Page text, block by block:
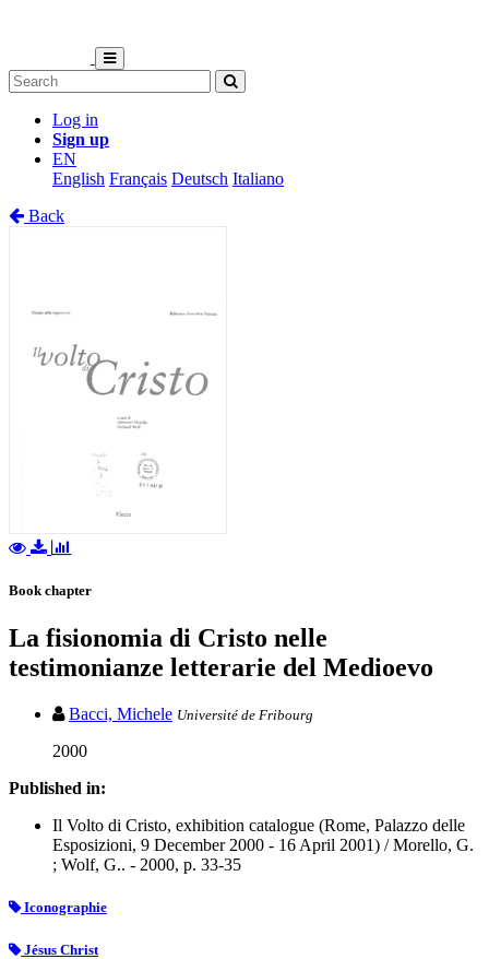
Log in
Sign up
EN
English Français Deutsch Italiano
Back
Book chapter
La fisionomia di Cristo nelle
testimonianze letterarie del Medioevo
Bacci, Michele Université de Fribourg
2000
Published in:
Il Volto di Cristo, exhibition catalogue (Rome, Palazzo delle
Esposizioni, 9 December 2000 - 16 April 2001) / Morello, G.
; Wolf, G.. - 2000, p. 33-35
Iconographie
Jésus Christ